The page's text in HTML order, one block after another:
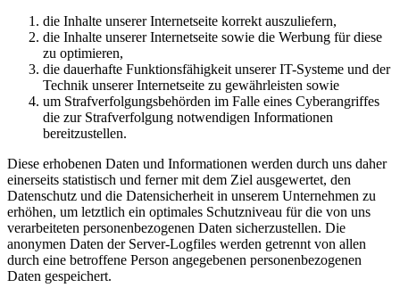
die Inhalte unserer Internetseite korrekt auszuliefern,
die Inhalte unserer Internetseite sowie die Werbung für diese
zu optimieren,
die dauerhafte Funktionsfähigkeit unserer IT-Systeme und der
Technik unserer Internetseite zu gewährleisten sowie
um Strafverfolgungsbehörden im Falle eines Cyberangriffes
die zur Strafverfolgung notwendigen Informationen
bereitzustellen.
Diese erhobenen Daten und Informationen werden durch uns daher
einerseits statistisch und ferner mit dem Ziel ausgewertet, den
Datenschutz und die Datensicherheit in unserem Unternehmen zu
erhöhen, um letztlich ein optimales Schutzniveau für die von uns
verarbeiteten personenbezogenen Daten sicherzustellen. Die
anonymen Daten der Server-Logfiles werden getrennt von allen
durch eine betroffene Person angegebenen personenbezogenen
Daten gespeichert.